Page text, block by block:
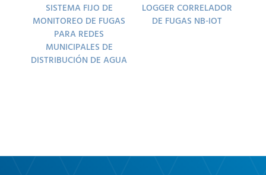
SISTEMA FIJO DE
MONITOREO DE FUGAS
PARA REDES
MUNICIPALES DE
DISTRIBUCIÓN DE AGUA
LOGGER CORRELADOR
DE FUGAS NB-IOT